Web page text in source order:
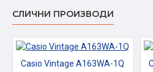
СЛИЧНИ ПРОИЗВОДИ
Casio Vintage A163WA-1Q